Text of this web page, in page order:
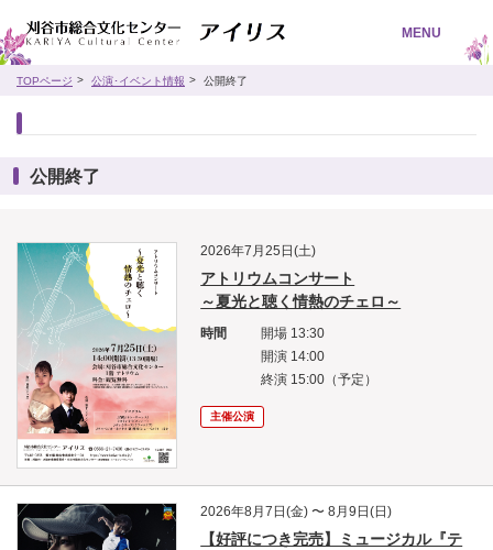
MENU
TOPページ 公演･イベント情報 公開終了
公開終了
2026年7月25日(土)
アトリウムコンサート
～夏光と聴く情熱のチェロ～
時間
開場 13:30
開演 14:00
終演 15:00（予定）
主催公演
2026年8月7日(金) 〜 8月9日(日)
【好評につき完売】ミュージカル『テ